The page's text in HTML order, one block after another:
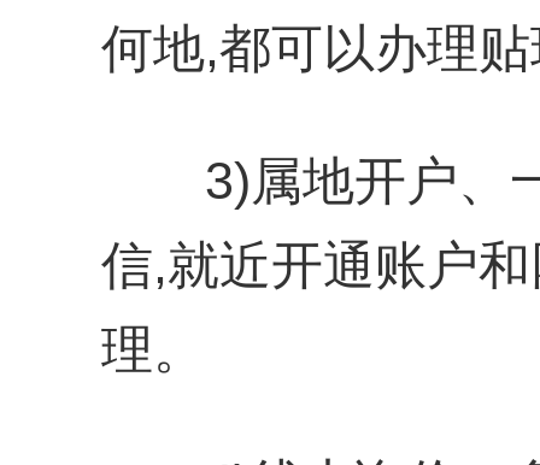
何地,都可以办理
3)属地开户、一
信,就近开通账户
理。